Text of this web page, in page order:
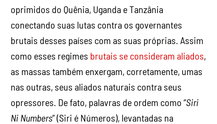
oprimidos do Quênia, Uganda e Tanzânia
conectando suas lutas contra os governantes
brutais desses países com as suas próprias. Assim
como esses regimes brutais se consideram aliados,
as massas também enxergam, corretamente, umas
nas outras, seus aliados naturais contra seus
opressores. De fato, palavras de ordem como “Siri
Ni Numbers” (Siri é Números), levantadas na